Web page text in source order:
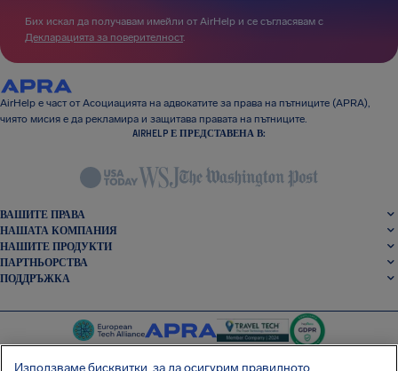
Бих искал да получавам имейли от AirHelp и се съгласявам с
Декларацията за поверителност.
AirHelp е част от Асоциацията на адвокатите за права на пътниците (APRA),
чиято мисия е да рекламира и защитава правата на пътниците.
AIRHELP Е ПРЕДСТАВЕНА В:
ВАШИТЕ ПРАВА
НАШАТА КОМПАНИЯ
НАШИТЕ ПРОДУКТИ
ПАРТНЬОРСТВА
ПОДДРЪЖКА
Използваме бисквитки, за да осигурим правилното